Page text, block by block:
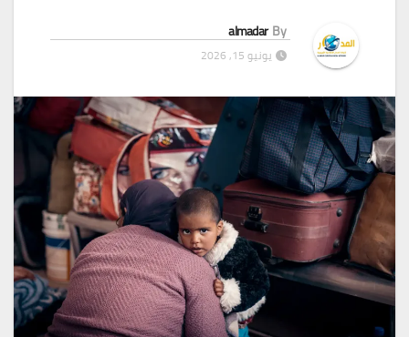
By
almadar
يونيو 15, 2026